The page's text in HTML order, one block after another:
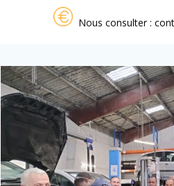
Nous consulter :